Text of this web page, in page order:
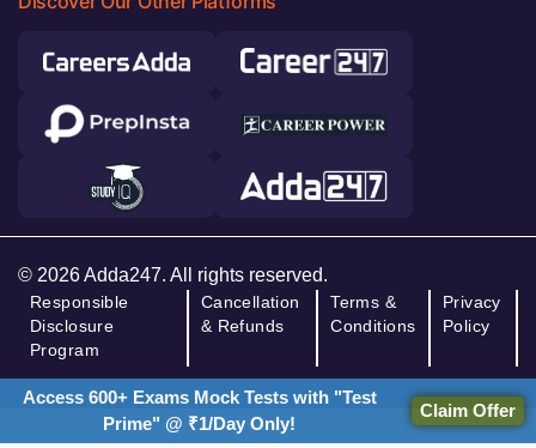
© 2026 Adda247. All rights reserved.
Responsible
Disclosure
Program
Cancellation
& Refunds
Terms &
Conditions
Privacy
Policy
Access 600+ Exams Mock Tests with "Test
Prime" @ ₹1/Day Only!
Claim Offer